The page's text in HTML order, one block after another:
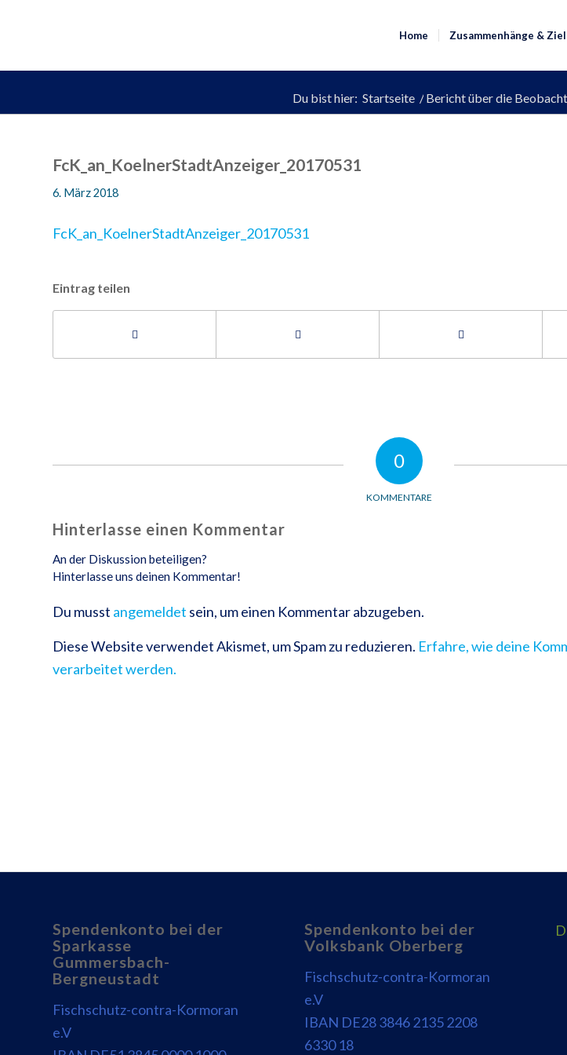
Home Zusammenhänge &
Du bist hier: Startseite / Bericht über die
FcK_an_KoelnerStadtAnzeiger_20170531
6. März 2018
FcK_an_KoelnerStadtAnzeiger_20170531
Eintrag teilen
0
KOMMENTARE
Hinterlasse einen Kommentar
An der Diskussion beteiligen?
Hinterlasse uns deinen Kommentar!
Du musst angemeldet sein, um einen Kommentar abzugeben.
Diese Website verwendet Akismet, um Spam zu reduzieren. Erfahre, wie deine
verarbeitet werden.
Spendenkonto bei der
Sparkasse
Gummersbach-
Bergneustadt
Fischschutz-contra-Kormoran
e.V
Spendenkonto bei der
Volksbank Oberberg
Fischschutz-contra-Kormoran
e.V
IBAN DE28 3846 2135 2208
6330 18